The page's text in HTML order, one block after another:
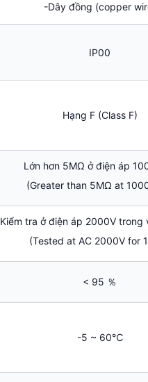
-Dây đồng (copper
IP00
Hạng F (Class F)
Lớn hơn 5MΩ ở điện áp
(Greater than 5MΩ at
Kiểm tra ở điện áp 2000V trong
(Tested at AC 2000V for
< 95 ％
-5 ~ 60℃